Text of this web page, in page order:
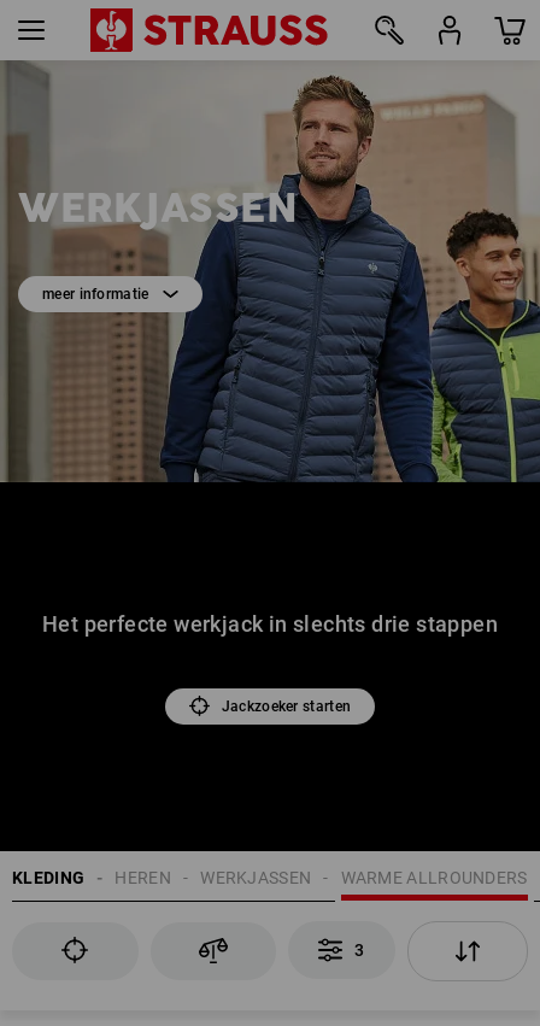
WERKJASSEN
meer informatie
Het perfecte werkjack in slechts drie stappen
Jackzoeker starten
KLEDING WARME ALLROUNDERS
WERKJASSEN
HEREN
3
3